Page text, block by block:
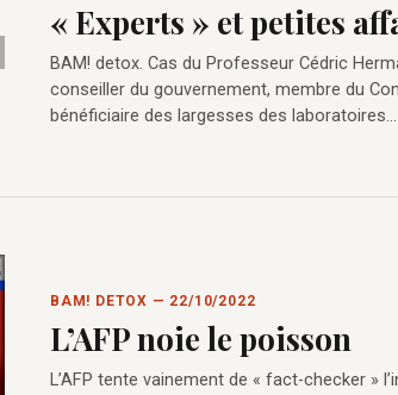
« Experts » et petites
BAM! detox. Cas du Professeur Cédric
conseiller du gouvernement, membre du
bénéficiaire des largesses des laboratoires…
BAM! DETOX — 22/10/2022
L’AFP noie le poisson
L’AFP tente vainement de « fact-checker »